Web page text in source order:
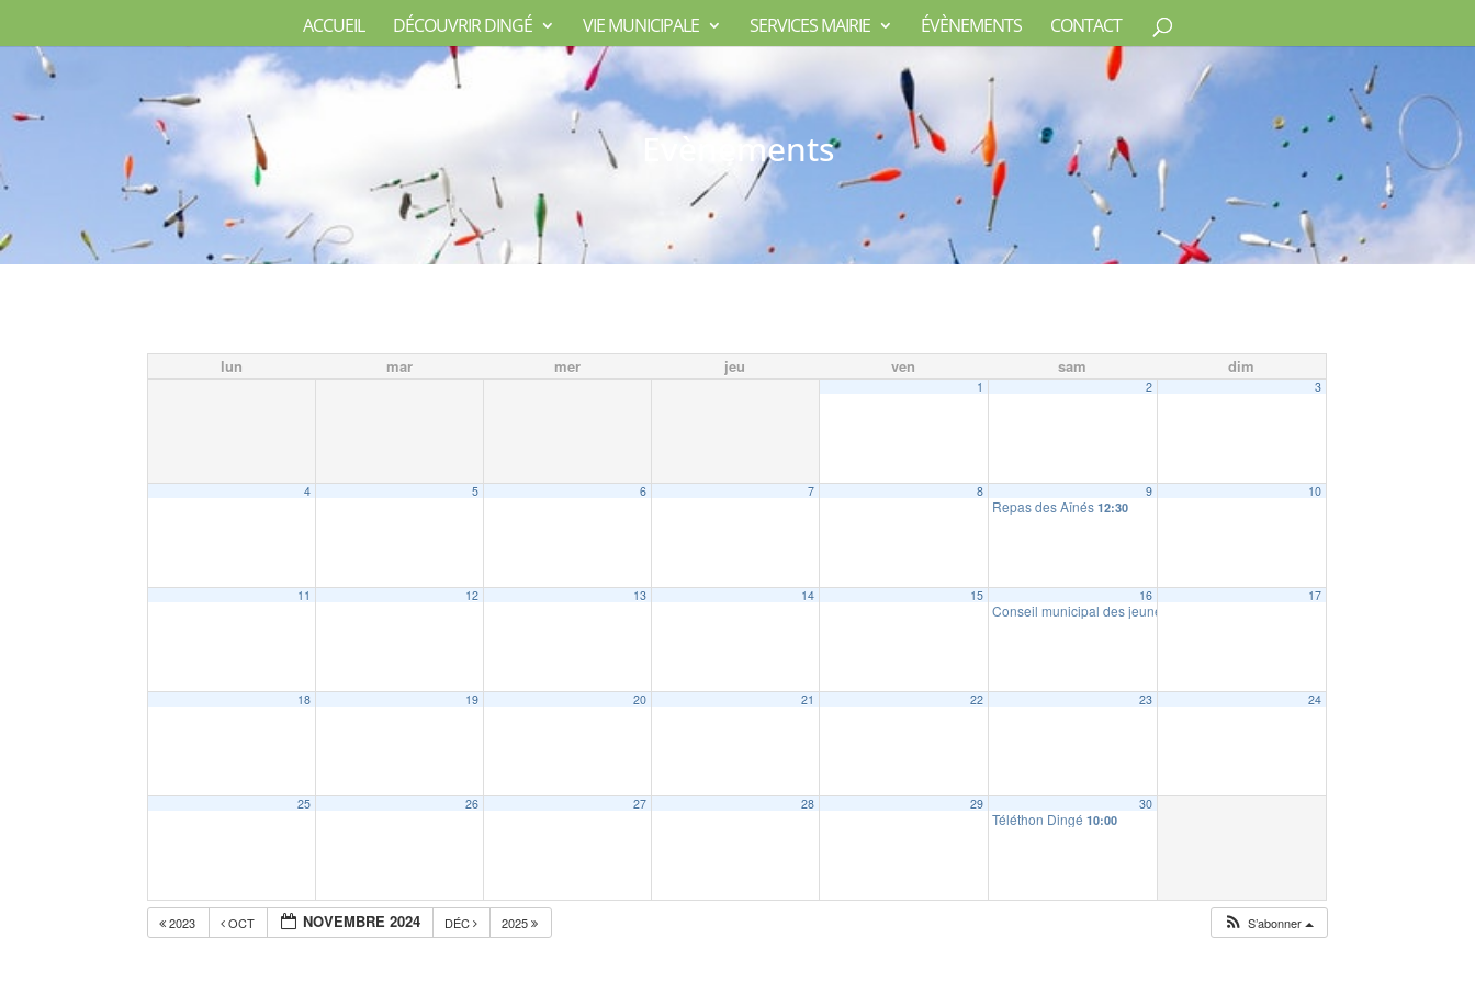
ACCUEIL DÉCOUVRIR DINGÉ VIE MUNICIPALE SERVICES MAIRIE ÉVÈNEMENTS CONTACT
Evènements
lun mar mer jeu ven sam dim
1 2 3
4 5 6 7 8 9
Repas des Aînés12:30
10
11 12 13 14 15 16
Conseil municipal des jeunes : ramassage de déchets
17
18 19 20 21 22 23 24
25 26 27 28 29 30
Téléthon Dingé10:00
2023 OCT NOVEMBRE 2024 DÉC 2025 S’abonner